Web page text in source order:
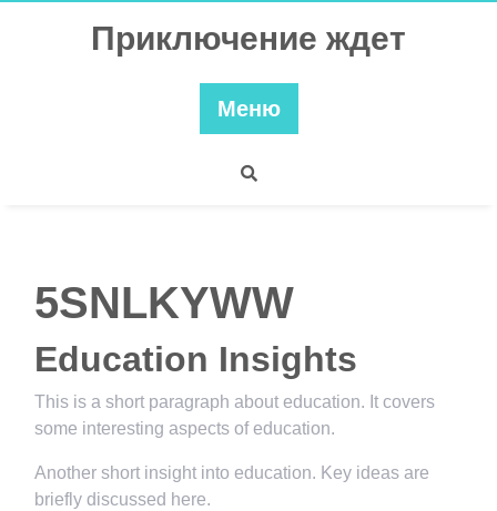
Приключение ждет
Меню
5SNLKYWW
Education Insights
This is a short paragraph about education. It covers
some interesting aspects of education.
Another short insight into education. Key ideas are
briefly discussed here.